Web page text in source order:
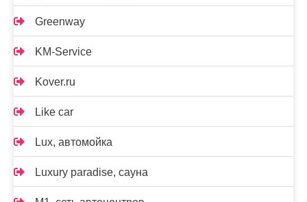
Greenway
KM-Service
Kover.ru
Like car
Lux, автомойка
Luxury paradise, сауна